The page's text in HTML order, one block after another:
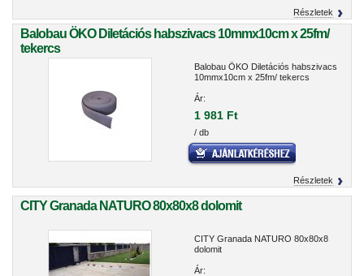
Részletek
Balobau ÖKO Diletációs habszivacs 10mmx10cm x 25fm/
tekercs
Balobau ÖKO Diletációs habszivacs
10mmx10cm x 25fm/ tekercs
Ár:
1 981 Ft
/ db
Részletek
CITY Granada NATURO 80x80x8 dolomit
CITY Granada NATURO 80x80x8
dolomit
Ár: